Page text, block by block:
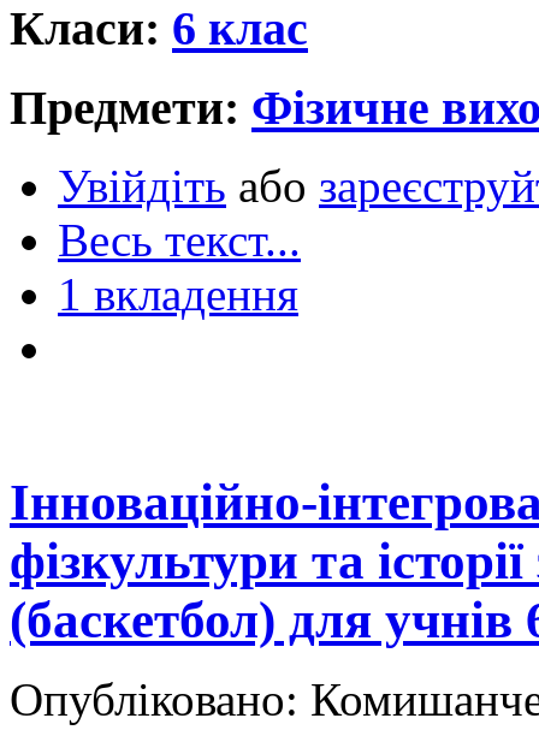
Класи: 6 клас
Предмети: Фізичне
Увійдіть або
Весь текст...
1 вкладення
Інноваційно-
фізкультури та
(баскетбол) для учнів
Опубліковано: